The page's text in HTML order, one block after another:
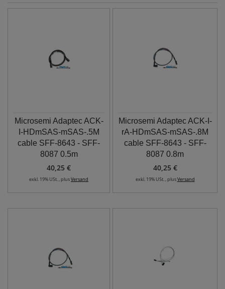
Microsemi Adaptec ACK-
I-HDmSAS-mSAS-.5M
cable SFF-8643 - SFF-
8087 0.5m
40,25 €
exkl. 19% USt. , plusVersand
Microsemi Adaptec ACK-I-
rA-HDmSAS-mSAS-.8M
cable SFF-8643 - SFF-
8087 0.8m
40,25 €
exkl. 19% USt. , plusVersand